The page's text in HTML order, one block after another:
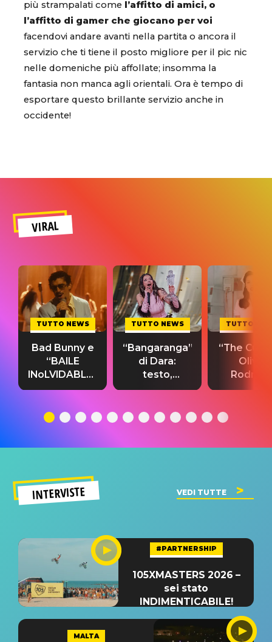
più strampalati come
l’affitto di amici, o
l’affitto di gamer che giocano per voi
facendovi andare avanti nella partita o ancora il
servizio che ti tiene il posto migliore per il pic nic
nelle domeniche più affollate; insomma la
fantasia non manca agli orientali. Ora è tempo di
esportare questo brillante servizio anche in
occidente!
VIRAL
TUTTO NEWS
Bad Bunny e
“BAILE
INoLVIDABLE”:
testo,
significato
TUTTO NEWS
“Bangaranga”
di Dara:
testo,
traduzione e
del singolo
TUTTO
“The
Olivia
testo,
INTERVISTE VEDI TUTTE
#PARTNERSHIP
105XMASTERS 2026 –
sei stato
INDIMENTICABILE!
MALTA